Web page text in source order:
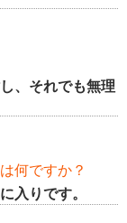
、それでも無理
何ですか？
入りです。